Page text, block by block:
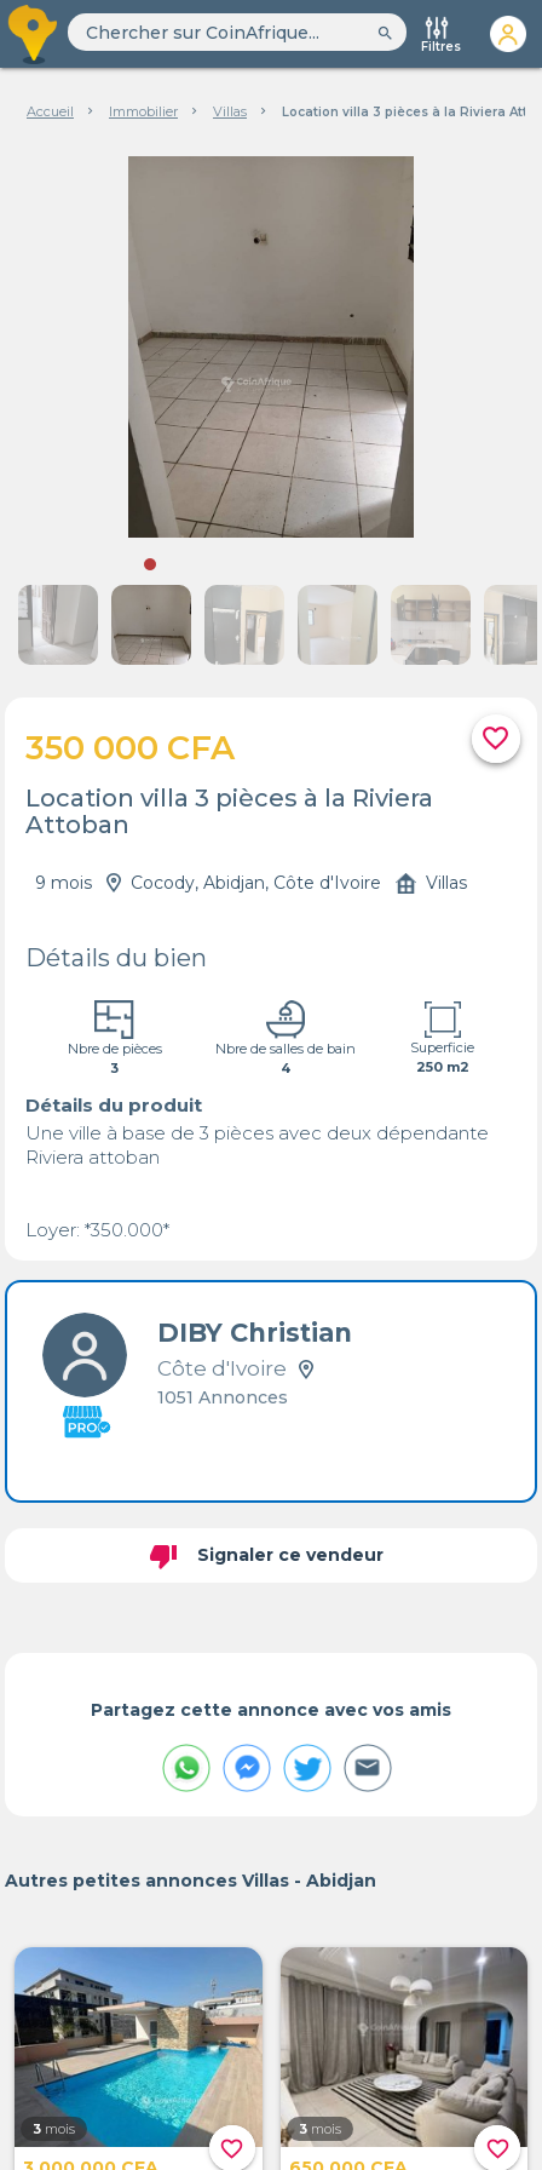
search
Filtres
Accueil Immobilier Villas Location villa 3 pièces à la Riviera
favorite_border
350 000 CFA
Location villa 3 pièces à la Riviera
Attoban
9 mois Cocody, Abidjan, Côte d'Ivoire Villas
Détails du bien
Nbre de pièces
3
Nbre de salles de bain
4
Superficie
250 m2
Détails du produit
Une ville à base de 3 pièces avec deux dépendante
Riviera attoban
Loyer: *350.000*
DIBY Christian
Côte d'Ivoire
1051 Annonces
thumb_down Signaler ce vendeur
Partagez cette annonce avec vos amis
Autres petites annonces Villas - Abidjan
favorite_border
3 mois
favorite_border
3 mois